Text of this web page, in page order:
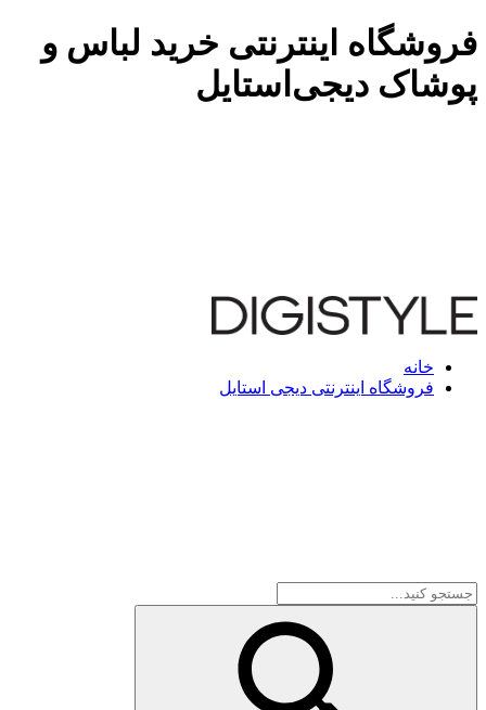
فروشگاه اینترنتی خرید لباس و
پوشاک دیجی‌استایل
خانه
فروشگاه اینترنتی دیجی استایل